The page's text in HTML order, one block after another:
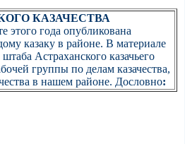
КАЗАЧЕСТВА
этого года опубликована
казаку в районе. В материале
Астраханского казачьего
группы по делам казачества,
в нашем районе. Дословно: